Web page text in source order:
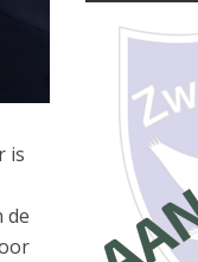
is
de